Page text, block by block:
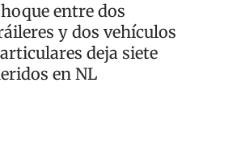
entre dos
y dos vehículos
deja siete
en NL